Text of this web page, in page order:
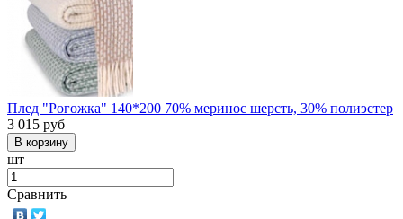
Плед "Рогожка" 140*200 70% меринос шерсть, 30% полиэстер
3 015 руб
шт
Сравнить